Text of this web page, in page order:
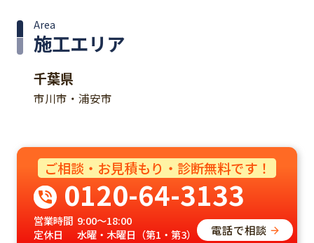
施工エリア
Area
千葉県
市川市・浦安市
ご相談・お見積もり・診断無料です！
0120-64-3133
営業時間 9:00～18:00
定休日
水曜・木曜日（第1・第3） 電話で相談